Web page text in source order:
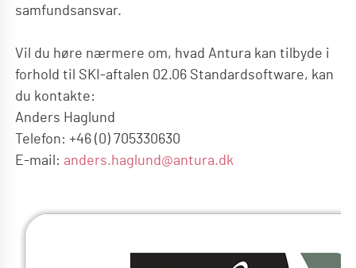
samfundsansvar.
Vil du høre nærmere om, hvad Antura kan tilbyde i
forhold til SKI-aftalen 02.06 Standardsoftware, kan
du kontakte:
Anders Haglund
Telefon: +46 (0) 705330630
E-mail: anders.haglund@antura.dk